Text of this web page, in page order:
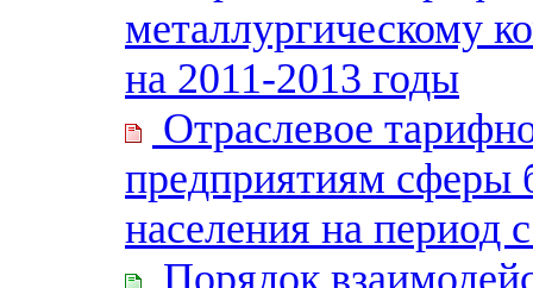
металлургическому
на 2011-2013 годы
Отраслевое
предприятиям сферы
населения на период
Порядок